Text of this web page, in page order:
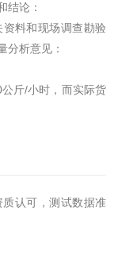
结论：
料和现场调查勘验
分析意见：
斤/小时，而实际货
认可，测试数据准